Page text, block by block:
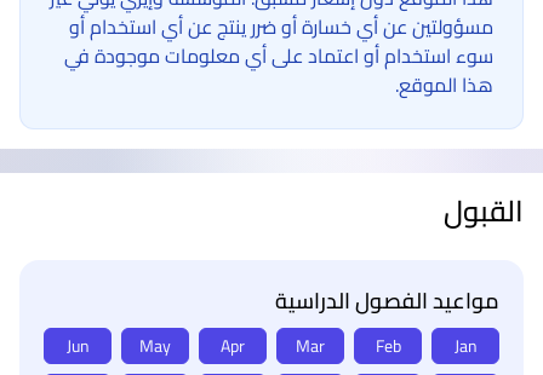
مسؤولتين عن أي خسارة أو ضرر ينتج عن أي استخدام أو
سوء استخدام أو اعتماد على أي معلومات موجودة في
هذا الموقع.
القبول
مواعيد الفصول الدراسية
Jan
Feb
Mar
Apr
May
Jun